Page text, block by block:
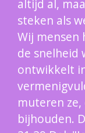
altijd al,
steken als
Wij mensen
de snelheid
ontwikkelt
muteren
bijhouden.